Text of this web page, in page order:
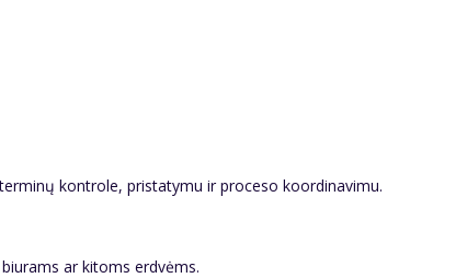
kontrole, pristatymu ir proceso koordinavimu.
ar kitoms erdvėms.